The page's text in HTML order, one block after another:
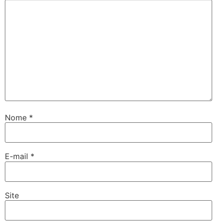
Nome *
E-mail *
Site